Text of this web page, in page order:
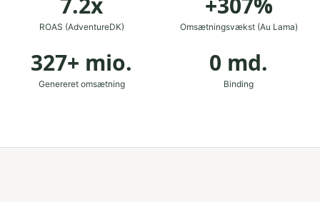
ROAS (AdventureDK) Omsætningsvækst (Au Lama)
327+ mio.
Genereret omsætning
0 md.
Binding